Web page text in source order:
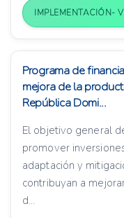
IMPLEMENTACIÓN-
Programa de
mejora de la
República Domi...
El objetivo general
promover
adaptación y
contribuyan a
d...